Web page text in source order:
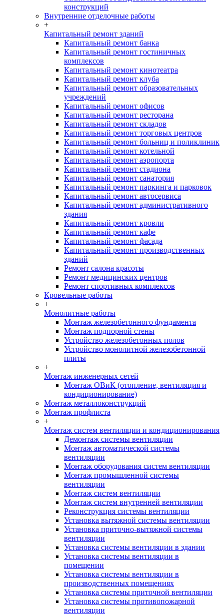
конструкций
Внутренние отделочные работы
+
Капитальный ремонт зданий
Капитальный ремонт банка
Капитальный ремонт гостиничных
комплексов
Капитальный ремонт кинотеатра
Капитальный ремонт клуба
Капитальный ремонт образовательных
учреждений
Капитальный ремонт офисов
Капитальный ремонт ресторана
Капитальный ремонт складов
Капитальный ремонт торговых центров
Капитальный ремонт больниц и поликлиник
Капитальный ремонт котельной
Капитальный ремонт аэропорта
Капитальный ремонт стадиона
Капитальный ремонт санатория
Капитальный ремонт паркинга и парковок
Капитальный ремонт автосервиса
Капитальный ремонт административного
здания
Капитальный ремонт кровли
Капитальный ремонт кафе
Капитальный ремонт фасада
Капитальный ремонт производственных
зданий
Ремонт салона красоты
Ремонт медицинских центров
Ремонт спортивных комплексов
Кровельные работы
+
Монолитные работы
Монтаж железобетонного фундамента
Монтаж подпорной стены
Устройство железобетонных полов
Устройство монолитной железобетонной
плиты
+
Монтаж инженерных сетей
Монтаж ОВиК (отопление, вентиляция и
кондиционирование)
Монтаж металлоконструкций
Монтаж профлиста
+
Монтаж систем вентиляции и кондиционирования
Демонтаж системы вентиляции
Монтаж автоматической системы
вентиляции
Монтаж оборудования систем вентиляции
Монтаж промышленной системы
вентиляции
Монтаж систем вентиляции
Монтаж систем внутренней вентиляции
Реконструкция системы вентиляции
Установка вытяжной системы вентиляции
Установка приточно-вытяжной системы
вентиляции
Установка системы вентиляции в здании
Установка системы вентиляции в
помещении
Установка системы вентиляции в
производственных помещениях
Установка системы приточной вентиляции
Установка системы противопожарной
вентиляции